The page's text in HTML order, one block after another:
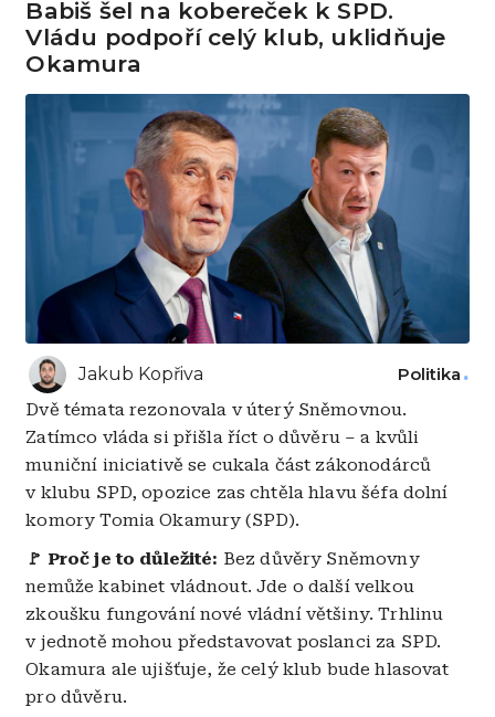
Babiš šel na kobereček k SPD.
Vládu podpoří celý klub, uklidňuje
Okamura
Jakub Kopřiva Politika
Dvě témata rezonovala v úterý Sněmovnou.
Zatímco vláda si přišla říct o důvěru – a kvůli
muniční iniciativě se cukala část zákonodárců
v klubu SPD, opozice zas chtěla hlavu šéfa dolní
komory Tomia Okamury (SPD).
🚩 Proč je to důležité: Bez důvěry Sněmovny
nemůže kabinet vládnout. Jde o další velkou
zkoušku fungování nové vládní většiny. Trhlinu
v jednotě mohou představovat poslanci za SPD.
Okamura ale ujišťuje, že celý klub bude hlasovat
pro důvěru.